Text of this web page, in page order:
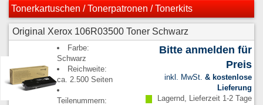
Tonerkartuschen / Tonerpatronen / Tonerkits
Original Xerox 106R03500 Toner Schwarz
Farbe:
Schwarz
Reichweite:
ca. 2.500 Seiten
Teilenummern:
Bitte anmelden für
Preis
inkl. MwSt. & kostenlose
Lieferung
Lagernd, Lieferzeit 1-2 Tage